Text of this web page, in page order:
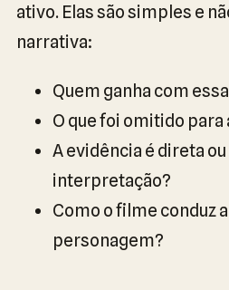
ativo. Elas são simples e
narrativa:
Quem ganha com
O que foi omitido para
A evidência é direta
interpretação?
Como o filme conduz
personagem?